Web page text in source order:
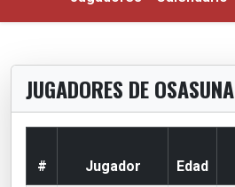
JUGADORES DE OSASUNA
# Jugador Edad